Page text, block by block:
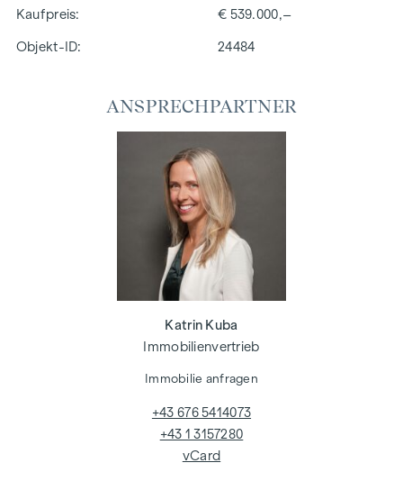
Kaufpreis
€ 539.000,–
Objekt-ID: 24484
ANSPRECHPARTNER
Katrin Kuba
Immobilienvertrieb
Immobilie anfragen
+43 676 5414073
+43 1 3157280
vCard